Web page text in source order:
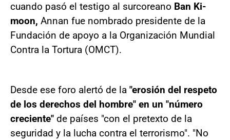
cuando pasó el testigo al surcoreano Ban Ki-
moon, Annan fue nombrado presidente de la
Fundación de apoyo a la Organización Mundial
Contra la Tortura (OMCT).
Desde ese foro alertó de la "erosión del respeto
de los derechos del hombre" en un "número
creciente" de países "con el pretexto de la
seguridad y la lucha contra el terrorismo". "No